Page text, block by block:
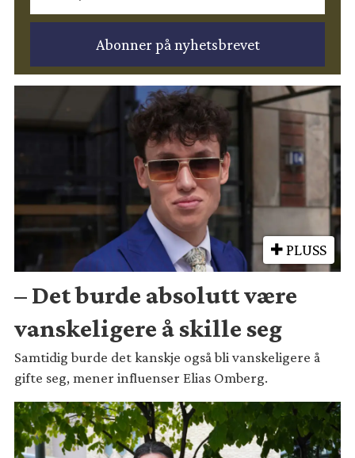
PLUSS
– Det burde absolutt være
vanskeligere å skille seg
Samtidig burde det kanskje også bli vanskeligere å
gifte seg, mener influenser Elias Omberg.